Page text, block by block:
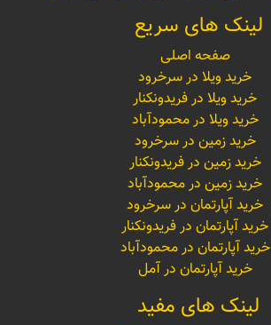
لینک های سریع
صفحه اصلی
خرید ویلا در سرخرود
خرید ویلا در فریدونکنار
خرید ویلا در محمودآباد
خرید زمین در سرخرود
خرید زمین در فریدونکنار
خرید زمین در محمودآباد
خرید آپارتمان در سرخرود
خرید آپارتمان در فریدونکنار
خرید آپارتمان در محمودآباد
خرید آپارتمان در آمل
لینک های مفید